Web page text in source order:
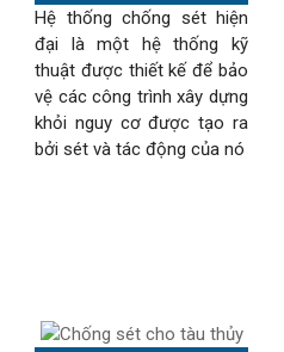
Hệ thống chống sét hiện
đại là một hệ thống kỹ
thuật được thiết kế để bảo
vệ các công trình xây dựng
khỏi nguy cơ được tạo ra
bởi sét và tác động của nó